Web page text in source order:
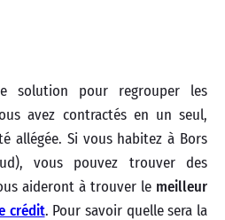
solution pour regrouper les
avez contractés en un seul,
allégée. Si vous habitez à Bors
vous pouvez trouver des
aideront à trouver le meilleur
crédit. Pour savoir quelle sera la